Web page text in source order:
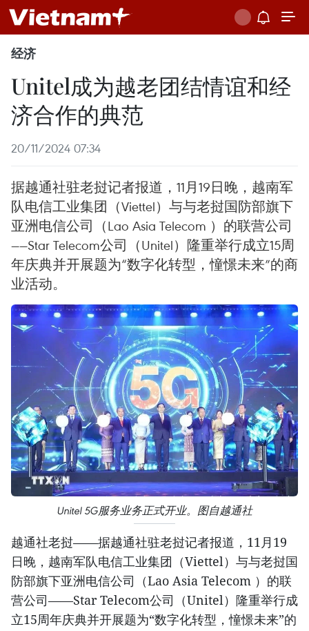
经济
Unitel成为越老团结情谊和经
济合作的典范
20/11/2024 07:34
据越通社驻老挝记者报道，11月19日晚，越南军
队电信工业集团（Viettel）与与老挝国防部旗下
亚洲电信公司（Lao Asia Telecom ）的联营公司
——Star Telecom公司（Unitel）隆重举行成立15周
年庆典并开展题为“数字化转型，憧憬未来”的商
业活动。
Unitel 5G服务业务正式开业。图自越通社
越通社老挝——据越通社驻老挝记者报道，11月19
日晚，越南军队电信工业集团（Viettel）与与老挝国
防部旗下亚洲电信公司（Lao Asia Telecom ）的联
营公司——Star Telecom公司（Unitel）隆重举行成
立15周年庆典并开展题为“数字化转型，憧憬未来”的